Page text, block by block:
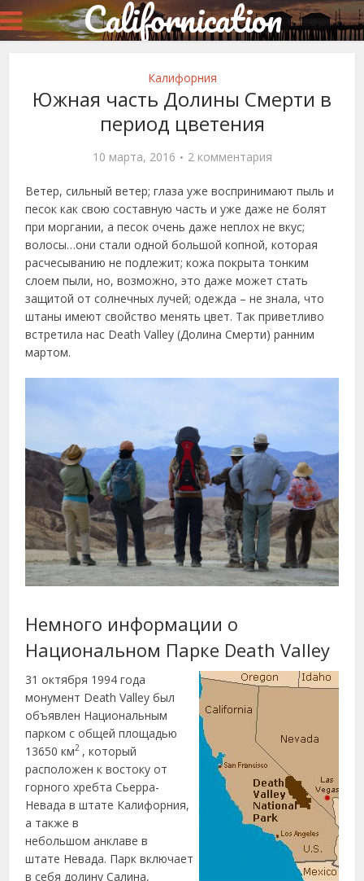
Californication
Калифорния
Южная часть Долины Смерти в
период цветения
10 марта, 2016 2 комментария
Ветер, сильный ветер; глаза уже воспринимают пыль и
песок как свою составную часть и уже даже не болят
при моргании, а песок очень даже неплох не вкус;
волосы…они стали одной большой копной, которая
расчесыванию не подлежит; кожа покрыта тонким
слоем пыли, но, возможно, это даже может стать
защитой от солнечных лучей; одежда – не знала, что
штаны имеют свойство менять цвет. Так приветливо
встретила нас Death Valley (Долина Смерти) ранним
мартом.
Немного информации о
Национальном Парке Death Valley
31 октября 1994 года
монумент Death Valley был
объявлен Национальным
парком с общей площадью
13650 км2 , который
расположен к востоку от
горного хребта Сьерра-
Невада в штате Калифорния,
а также в
небольшом анклаве в
штате Невада. Парк включает
в себя долину Салина,